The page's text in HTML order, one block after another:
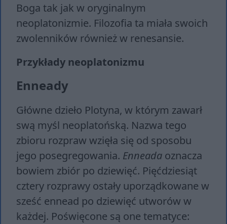
Boga tak jak w oryginalnym
neoplatonizmie. Filozofia ta miała swoich
zwolenników również w renesansie.
Przykłady neoplatonizmu
Enneady
Główne dzieło Plotyna, w którym zawarł
swą myśl neoplatońską. Nazwa tego
zbioru rozpraw wzięła się od sposobu
jego posegregowania. Enneada oznacza
bowiem zbiór po dziewięć. Pięćdziesiąt
cztery rozprawy ostały uporządkowane w
sześć ennead po dziewięć utworów w
każdej. Poświęcone są one tematyce: